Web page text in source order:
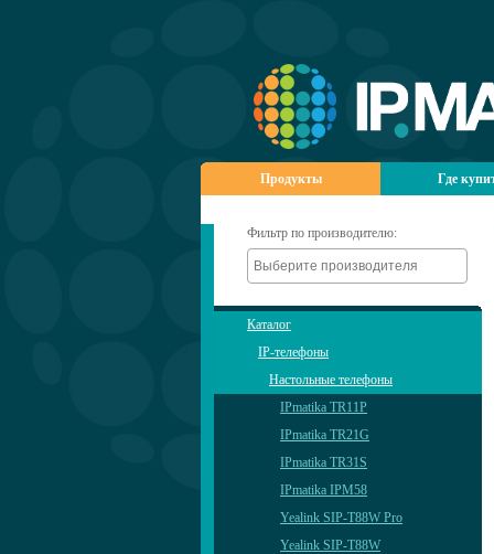
Продукты Где
Фильтр по производителю:
Каталог
IP-телефоны
Настольные телефоны
IPmatika TR11P
IPmatika TR21G
IPmatika TR31S
IPmatika IPM58
Yealink SIP-T88W Pro
Yealink SIP-T88W